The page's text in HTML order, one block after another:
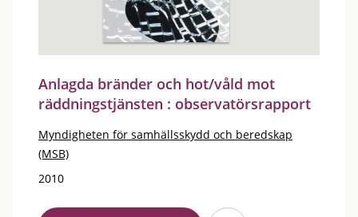
Anlagda bränder och hot/våld mot
räddningstjänsten : observatörsrapport
Myndigheten för samhällsskydd och beredskap
(MSB)
2010